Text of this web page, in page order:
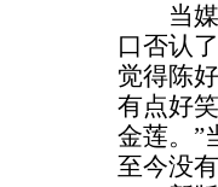
当媒体
口否认
觉得陈
有点好
金莲。”
至今没